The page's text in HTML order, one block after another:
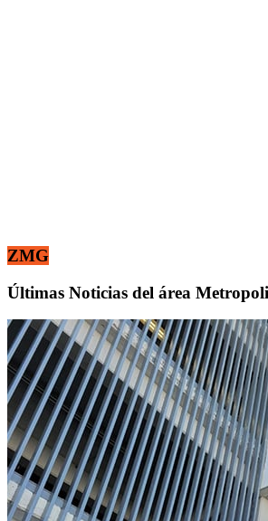
ZMG
Últimas Noticias del área